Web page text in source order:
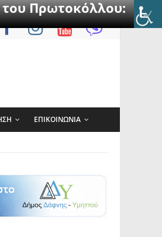
του Πρωτοκόλλου:
ΕΠΙΚΟΙΝΩΝΙΑ